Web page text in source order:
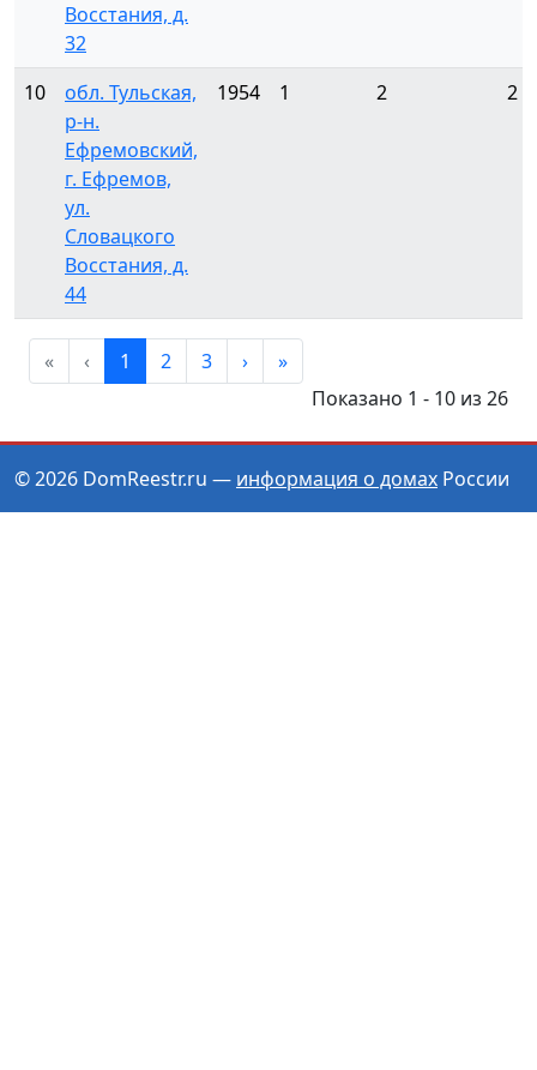
Восстания, д.
32
10
обл. Тульская,
р-н.
Ефремовский,
г. Ефремов,
ул.
Словацкого
Восстания, д.
44
1954 1 2 2
« ‹ 1 2 3 ›
»
Показано 1 - 10 из 26
© 2026 DomReestr.ru — информация о домах России